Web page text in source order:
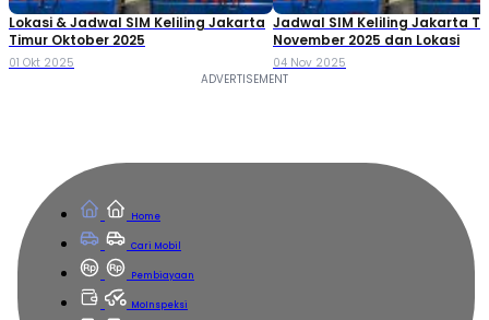
Home
Cari Mobil
Pembiayaan
MoInspeksi
Lokasi & Jadwal SIM Keliling Jakarta
Timur Oktober 2025
01 Okt 2025
Jadwal SIM Keliling Jakarta
November 2025 dan Lokasi
04 Nov 2025